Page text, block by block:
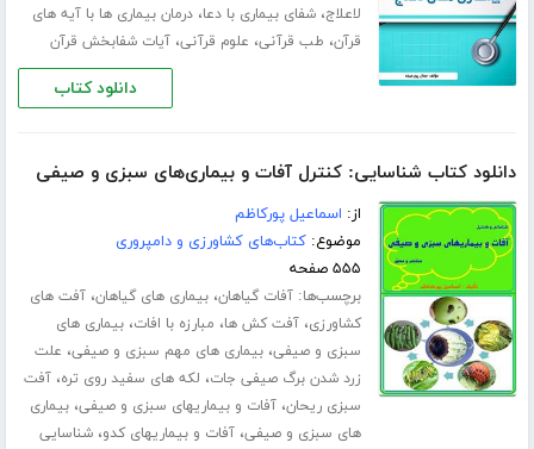
لاعلاج،شفای بیماری با دعا،درمان بیماری ها با آیه های
قرآن، طب قرآنی، علوم قرآنی،آیات شفابخش قرآن
دانلود کتاب
دانلود کتاب شناسایی: کنترل آفات و بیماری‌های سبزی و صیفی
از: اسماعیل پورکاظم
موضوع:کتاب‌های کشاورزی و دامپروری
۵۵۵ صفحه
برچسب‌ها:آفات گیاهان،بیماری های گیاهان،آفت های
کشاورزی،آفت کش ها، مبارزه با افات،بیماری های
سبزی و صیفی،بیماری های مهم سبزی و صیفی، علت
زرد شدن برگ صیفی جات، لکه های سفید روی تره،آفت
سبزی ریحان،آفات و بیماریهای سبزی و صیفی،بیماری
های سبزی و صیفی،آفات و بیماریهای کدو،شناسایی